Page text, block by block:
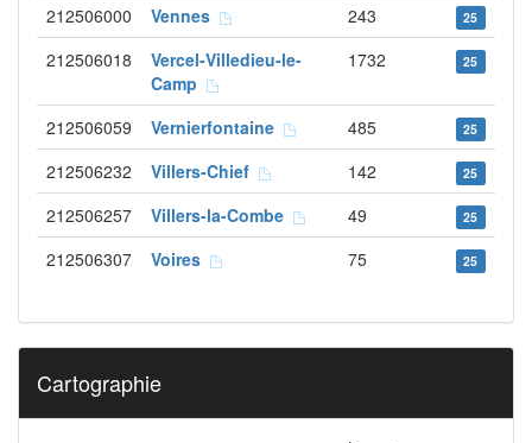
212506000 Vennes 243 25
212506018
Vercel-Villedieu-le-
Camp
1732 25
212506059 Vernierfontaine 485 25
212506232 Villers-Chief 142 25
212506257 Villers-la-Combe 49 25
212506307 Voires 75 25
Cartographie